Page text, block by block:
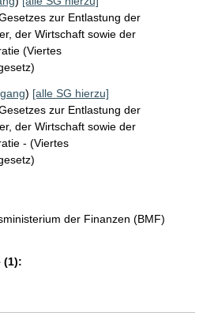
zur Entlastung der
der Wirtschaft sowie der
(Viertes
) [alle SG hierzu]
zur Entlastung der
der Wirtschaft sowie der
- (Viertes
der Finanzen (BMF)
(1):